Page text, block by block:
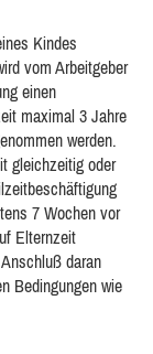
Kindes
vom Arbeitgeber
einen
maximal 3 Jahre
werden.
gleichzeitig oder
7 Wochen vor
Elternzeit
daran
Bedingungen wie